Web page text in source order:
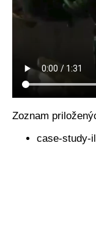
Zoznam
case-study-